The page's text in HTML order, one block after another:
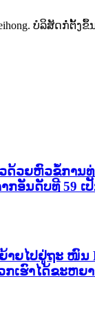
ບໍລິສັດກໍ່ຕັ້ງ
ດ້ວຍຫົວຂໍ້ການ
ກອັນດັບທີ 59
ຍໄປຢູ່ຖະ ໜົນ
ເຮົາໄດ້ຂະຫຍ